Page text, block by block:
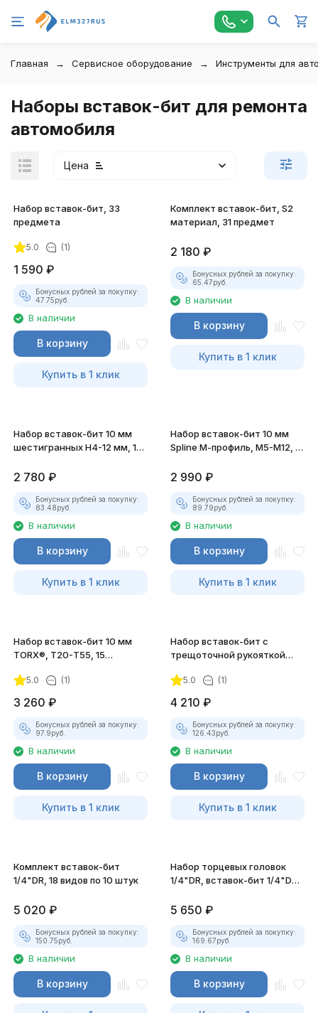
Главная Сервисное оборудование Инструменты для
Наборы вставок-бит для ремонта
автомобиля
Цена
Набор вставок-бит, 33
предмета
5.0 (1)
1 590 ₽
Бонусных рублей за покупку:
47.75руб.
В наличии
В корзину
Купить в 1 клик
Комплект вставок-бит, S2
материал, 31 предмет
2 180 ₽
Бонусных рублей за покупку:
65.47руб.
В наличии
В корзину
Купить в 1 клик
Набор вставок-бит 10 мм
шестигранных Н4-12 мм, 15
2 780 ₽
Бонусных рублей за покупку:
83.48руб.
В наличии
В корзину
Купить в 1 клик
Набор вставок-бит 10 мм
Spline М-профиль, М5-М12, 11
2 990 ₽
Бонусных рублей за покупку:
89.79руб.
В наличии
В корзину
Купить в 1 клик
Набор вставок-бит 10 мм
TORX®, Т20-Т55, 15
5.0 (1)
3 260 ₽
Бонусных рублей за покупку:
97.9руб.
В наличии
В корзину
Купить в 1 клик
Набор вставок-бит с
трещоточной рукояткой
5.0 (1)
4 210 ₽
Бонусных рублей за покупку:
126.43руб.
В наличии
В корзину
Купить в 1 клик
Комплект вставок-бит
1/4"DR, 18 видов по 10 штук
5 020 ₽
Бонусных рублей за покупку:
150.75руб.
В наличии
В корзину
Набор торцевых головок
1/4"DR, вставок-бит 1/4"DR,
5 650 ₽
Бонусных рублей за покупку:
169.67руб.
В наличии
В корзину